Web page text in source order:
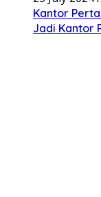
Kantor
Jadi Kantor